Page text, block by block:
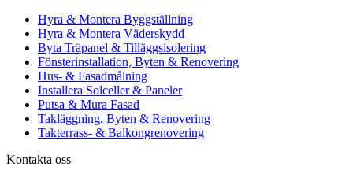
Hyra & Montera Byggställning
Hyra & Montera Väderskydd
Byta Träpanel & Tilläggsisolering
Fönsterinstallation, Byten & Renovering
Hus- & Fasadmålning
Installera Solceller & Paneler
Putsa & Mura Fasad
Takläggning, Byten & Renovering
Takterrass- & Balkongrenovering
Kontakta oss